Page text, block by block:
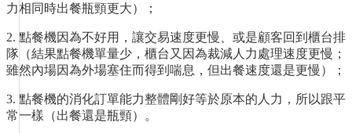
力相同時出餐瓶頸更大）；
2. 點餐機因為不好用，讓交易速度更慢、或是顧客回到櫃台排
隊（結果點餐機單量少，櫃台又因為裁減人力處理速度更慢；
雖然內場因為外場塞住而得到喘息，但出餐速度還是更慢）；
3. 點餐機的消化訂單能力整體剛好等於原本的人力，所以跟平
常一樣（出餐還是瓶頸）。